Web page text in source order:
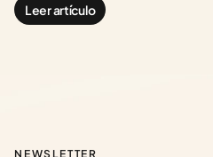
Leer artículo
NEWSLETTER